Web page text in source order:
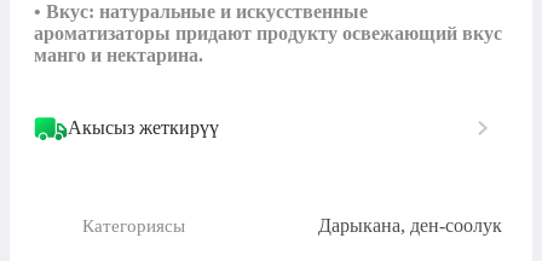
• Вкус: натуральные и искусственные
ароматизаторы придают продукту освежающий вкус
манго и нектарина.
Акысыз жеткирүү
Категориясы Дарыкана, ден-соолук